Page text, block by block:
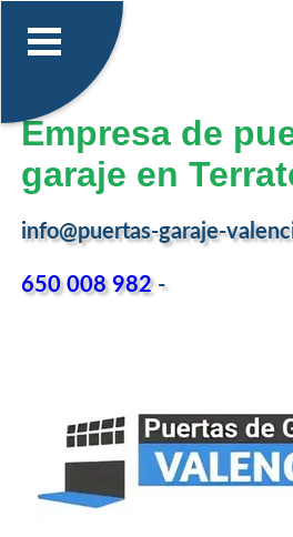
Empresa de
garaje en
info@puertas-garaje-
650 008 982-